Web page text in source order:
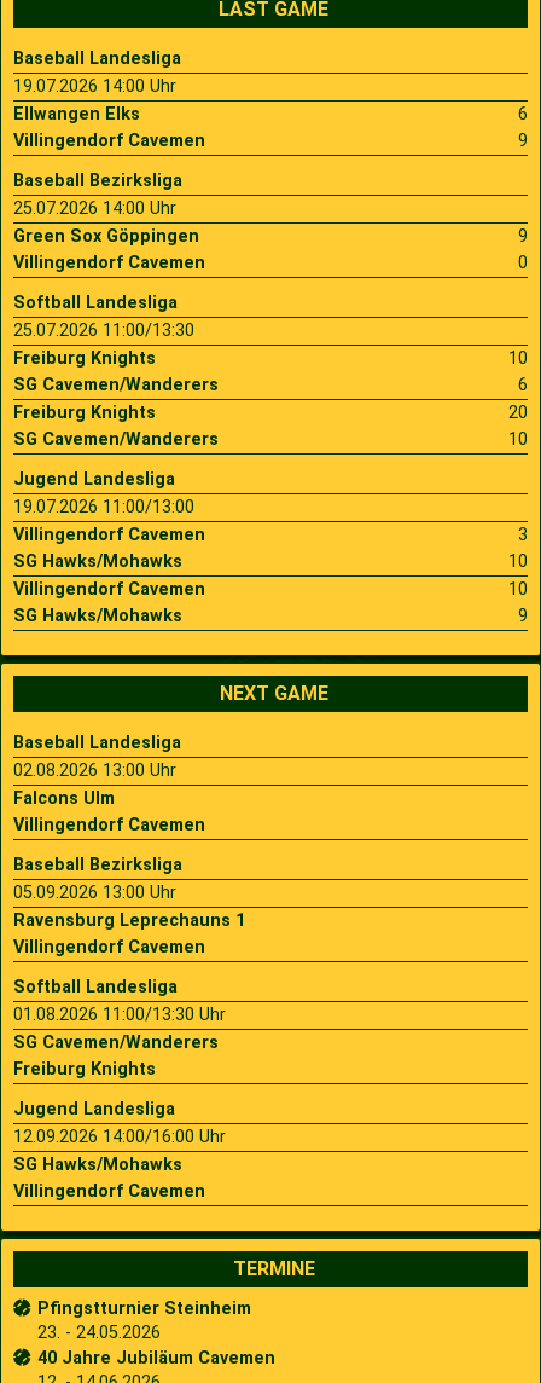
LAST GAME
Baseball Landesliga
19.07.2026 14:00 Uhr
Ellwangen Elks
6
Villingendorf Cavemen
9
Baseball Bezirksliga
25.07.2026 14:00 Uhr
Green Sox Göppingen
9
Villingendorf Cavemen
0
Softball Landesliga
25.07.2026 11:00/13:30
Freiburg Knights
10
SG Cavemen/Wanderers
6
Freiburg Knights
20
SG Cavemen/Wanderers
10
Jugend Landesliga
19.07.2026 11:00/13:00
Villingendorf Cavemen
3
SG Hawks/Mohawks
10
Villingendorf Cavemen
10
SG Hawks/Mohawks
9
NEXT GAME
Baseball Landesliga
02.08.2026 13:00 Uhr
Falcons Ulm
Villingendorf Cavemen
Baseball Bezirksliga
05.09.2026 13:00 Uhr
Ravensburg Leprechauns 1
Villingendorf Cavemen
Softball Landesliga
01.08.2026 11:00/13:30 Uhr
SG Cavemen/Wanderers
Freiburg Knights
Jugend Landesliga
12.09.2026 14:00/16:00 Uhr
SG Hawks/Mohawks
Villingendorf Cavemen
TERMINE
Pfingstturnier Steinheim
23. - 24.05.2026
40 Jahre Jubiläum Cavemen